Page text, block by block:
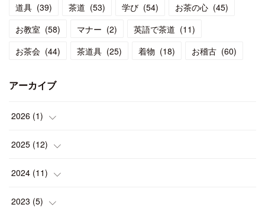
道具 (39) 茶道 (53) 学び (54) お茶の心 (45)
お教室 (58) マナー (2) 英語で茶道 (11)
お茶会 (44) 茶道具 (25) 着物 (18) お稽古 (60)
アーカイブ
2026 (1)
(1)
2025 (12)
( 1)
(1
2024 (11)
(1
2023 (5)